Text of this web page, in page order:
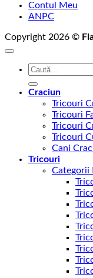
Contul Meu
ANPC
Copyright 2026 ©
Caută
Craciun
Tricouri
Tricouri
Tricouri
Tricouri
Cani
Tricouri
Categorii